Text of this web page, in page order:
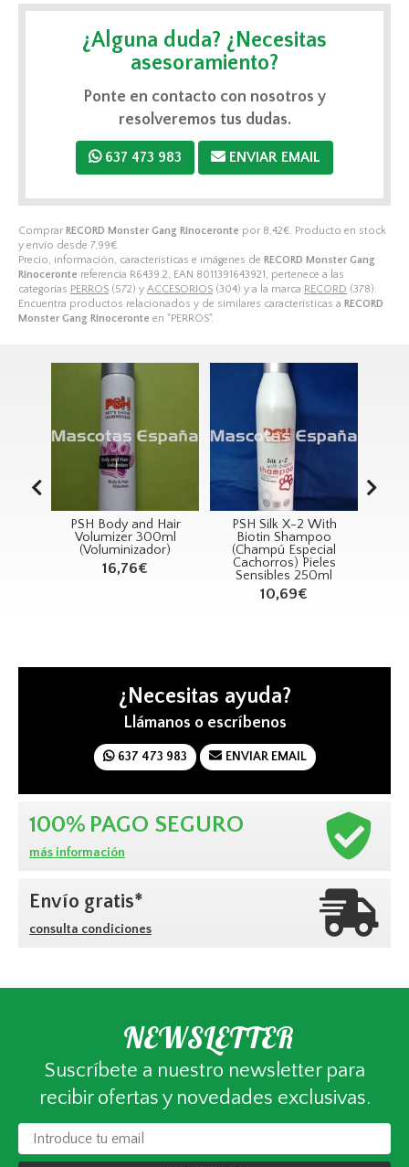
Comprar RECORD Monster Gang Rinoceronte por 8,42€ . Producto en stock
y envío desde 7,99€
Precio, información, características e imágenes de RECORD Monster Gang
Rinoceronte referencia R6439.2, EAN 8011391643921, pertenece a las
categorías PERROS (572) y ACCESORIOS (304) y a la marca RECORD (378).
Encuentra productos relacionados y de similares características a RECORD
Monster Gang Rinoceronte en "PERROS".
¿Alguna duda? ¿Necesitas
asesoramiento?
Ponte en contacto con nosotros y
resolveremos tus dudas.
637 473 983 ENVIAR EMAIL
PSH Body and Hair
Volumizer 300ml
(Voluminizador)
16,76€
PSH Silk X-2 With
Biotin Shampoo
(Champú Especial
Cachorros) Pieles
Sensibles 250ml
10,69€
¿Necesitas ayuda?
Llámanos o escríbenos
637 473 983 ENVIAR EMAIL
100% PAGO SEGURO
más información
Envío gratis*
consulta condiciones
NEWSLETTER
Suscríbete a nuestro newsletter para
recibir ofertas y novedades exclusivas.